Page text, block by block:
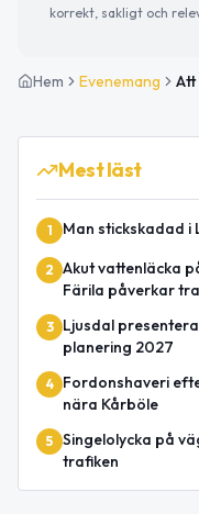
korrekt, sakligt och
Hem Evenemang
Mest läst
1 Man stickskadad i
2 Akut vattenläcka
Färila påverkar
3
Ljusdal
planering 2027
4
Fordonshaveri
nära Kårböle
5 Singelolycka på
trafiken